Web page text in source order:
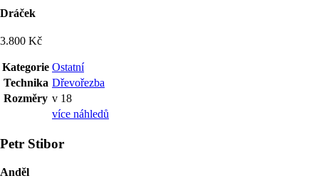
Dráček
3.800 Kč
Kategorie Ostatní
Technika Dřevořezba
Rozměry v 18
více náhledů
Petr Stibor
Anděl